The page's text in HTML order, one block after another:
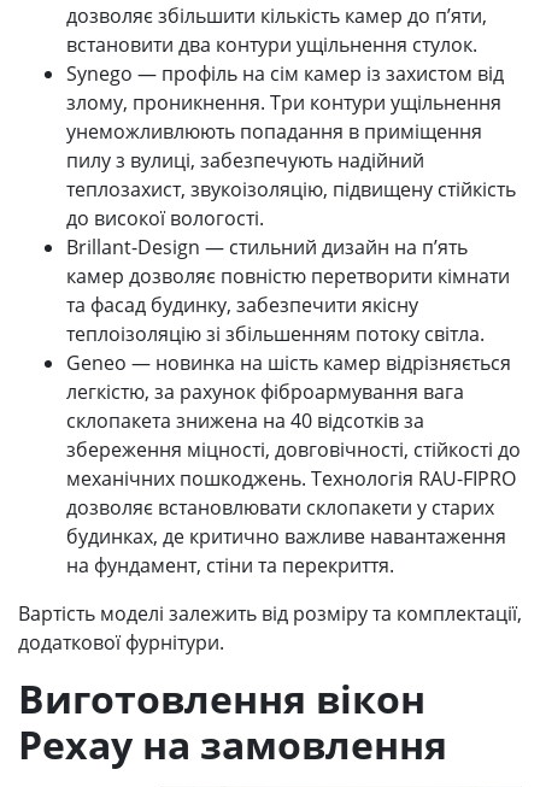
дозволяє збільшити кількість камер до п’яти,
встановити два контури ущільнення стулок.
Synego — профіль на сім камер із захистом від
злому, проникнення. Три контури ущільнення
унеможливлюють попадання в приміщення
пилу з вулиці, забезпечують надійний
теплозахист, звукоізоляцію, підвищену стійкість
до високої вологості.
Brillant-Design — стильний дизайн на п’ять
камер дозволяє повністю перетворити кімнати
та фасад будинку, забезпечити якісну
теплоізоляцію зі збільшенням потоку світла.
Geneo — новинка на шість камер відрізняється
легкістю, за рахунок фіброармування вага
склопакета знижена на 40 відсотків за
збереження міцності, довговічності, стійкості до
механічних пошкоджень. Технологія RAU-FIPRO
дозволяє встановлювати склопакети у старих
будинках, де критично важливе навантаження
на фундамент, стіни та перекриття.
Вартість моделі залежить від розміру та комплектації,
додаткової фурнітури.
Виготовлення вікон
Рехау на замовлення